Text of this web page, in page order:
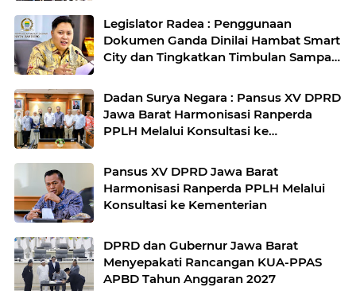
Legislator Radea : Penggunaan
Dokumen Ganda Dinilai Hambat Smart
City dan Tingkatkan Timbulan Sampah
Dadan Surya Negara : Pansus XV DPRD
Jawa Barat Harmonisasi Ranperda
PPLH Melalui Konsultasi ke
Pansus XV DPRD Jawa Barat
Harmonisasi Ranperda PPLH Melalui
Konsultasi ke Kementerian
DPRD dan Gubernur Jawa Barat
Menyepakati Rancangan KUA-PPAS
APBD Tahun Anggaran 2027